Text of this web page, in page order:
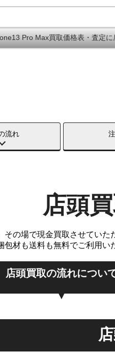
Pro Max買取価格表・査定に
流れ
店頭
その場で現金買取させていた
包材も送料も無料でご利用
店頭買取の流れについ